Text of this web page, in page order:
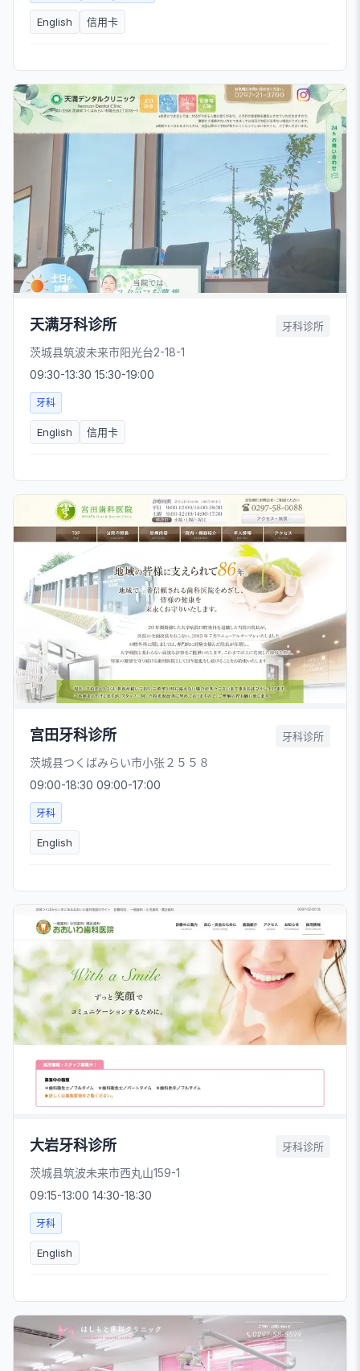
English 信用卡
天满牙科诊所 牙科诊所
茨城县筑波未来市阳光台2-18-1
09:30-13:30 15:30-19:00
牙科
English 信用卡
宫田牙科诊所 牙科诊所
茨城县つくばみらい市小张２５５８
09:00-18:30 09:00-17:00
牙科
English
大岩牙科诊所 牙科诊所
茨城县筑波未来市西丸山159-1
09:15-13:00 14:30-18:30
牙科
English